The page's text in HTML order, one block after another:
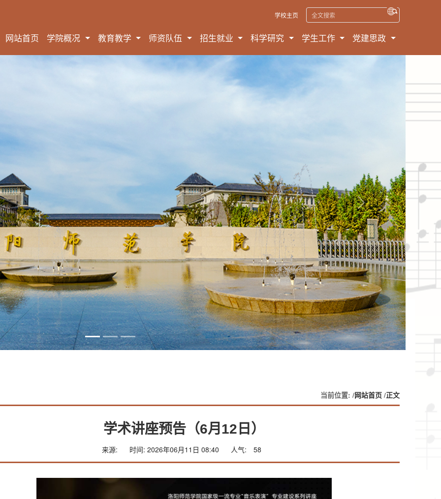
学校主页
网站首页 学院概况 教育教学 师资队伍 招生就业 科学研究 学生工作 党建思政
Next
当前位置: /网站首页 /正文
学术讲座预告（6月12日）
来源: 时间: 2026年06月11日 08:40 人气: 58